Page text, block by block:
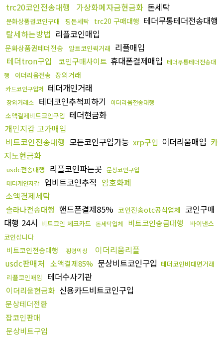
trc20코인전송대행
가상화폐자금현금화 돈세탁
문화상품권코인구매 핑돈세탁 trc20 구매대행 테더무통테더전송대행
탈세하는방법 리플코인매입
문화상품권테더전송 알트코인퀵거래 리플매입
테더tron구입
코인구매사이트 휴대폰결제매입 테더무통테더전송대
행
이더리움전송 장외거래
카드코인구입처 테더개인거래
장외거래소 테더코인추척피하기 이더리움전송대행
소액결제비트코인구입 테더현금화
개인지갑 고가매입
비트코인전송대행 모든코인구입가능 xrp구입 이더리움매입 카
지노현금화
usdc전송대행 리플코인파는곳 문상코인구입
테더개인지갑
업비트코인추적 암호화폐
소액결제세탁
솔라나전송대행 핸드폰결제85% 코인전송otc공식업체 코인구매
대행 24시 비트코인 체크카드 돈세탁업체 비트코인송금대행
바이낸스
코인삽니다
비트코인전송대행 횡령믹싱
이더리움리플
usdc판매처
소액결제85% 문상비트코인구입 테더코인비대면거래
리플코인매입
테더수사기관
이더리움현금화 신용카드비트코인구입
문상테더전환
잡코인판매
문상비트구입